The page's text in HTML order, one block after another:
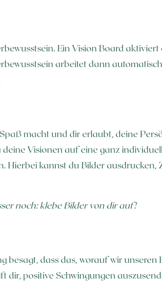
Ein Vision Board aktiviert
arbeitet dann
macht und dir erlaubt, deine
Visionen auf eine ganz
kannst du Bilder ausdrucken,
noch: klebe Bilder von dir auf!
besagt, dass das, worauf wir unseren
positive Schwingungen